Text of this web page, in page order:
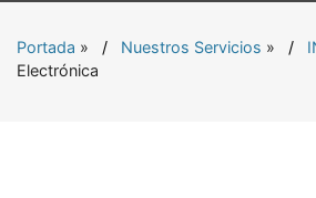
Portada » Nuestros Servicios »
Electrónica